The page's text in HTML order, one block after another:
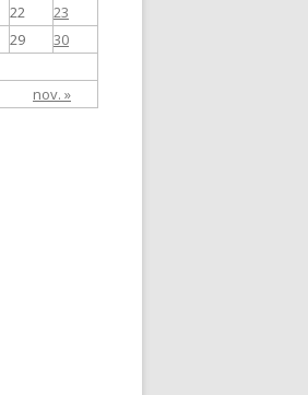
nov. »
22
23
29
30